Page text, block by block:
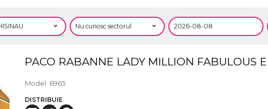
PACO RABANNE LADY MILLION FABULOUS
Model 6965
DISTRIBUIE